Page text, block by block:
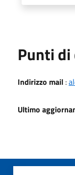
Punti
Indirizzo mail :
Ultimo